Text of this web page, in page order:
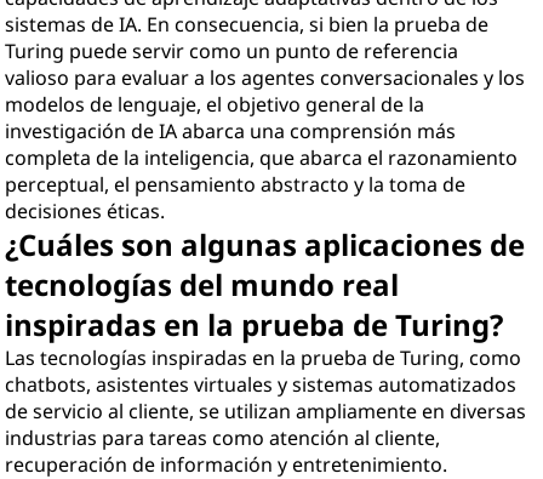
sistemas de IA. En consecuencia, si bien la prueba de
Turing puede servir como un punto de referencia
valioso para evaluar a los agentes conversacionales y los
modelos de lenguaje, el objetivo general de la
investigación de IA abarca una comprensión más
completa de la inteligencia, que abarca el razonamiento
perceptual, el pensamiento abstracto y la toma de
decisiones éticas.
¿Cuáles son algunas aplicaciones de
tecnologías del mundo real
inspiradas en la prueba de Turing?
Las tecnologías inspiradas en la prueba de Turing, como
chatbots, asistentes virtuales y sistemas automatizados
de servicio al cliente, se utilizan ampliamente en diversas
industrias para tareas como atención al cliente,
recuperación de información y entretenimiento.